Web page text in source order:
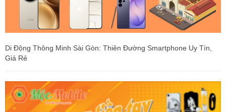
Di Động Thông Minh Sài Gòn: Thiên Đường Smartphone Uy Tín,
Giá Rẻ